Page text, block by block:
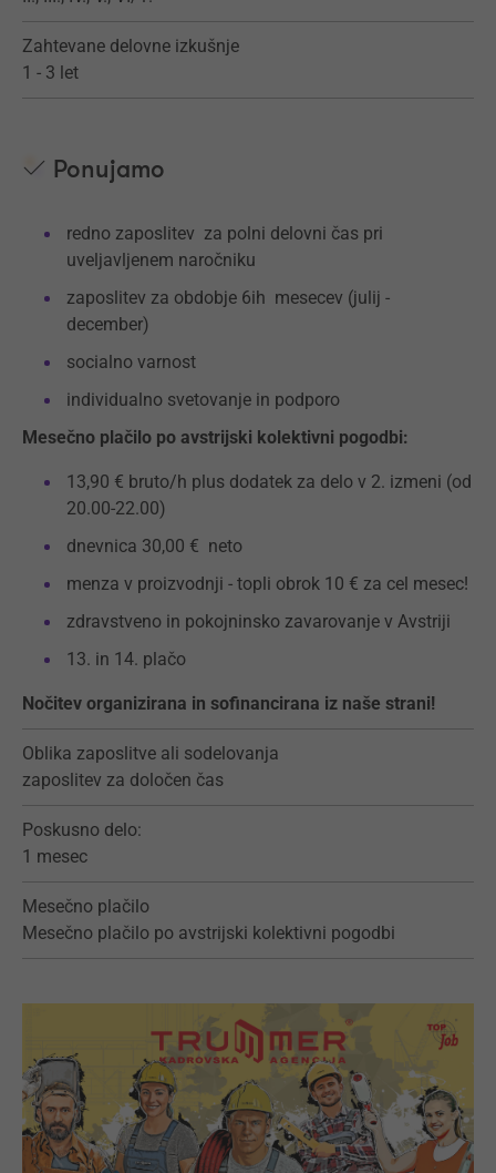
Zahtevane delovne izkušnje
1 - 3 let
Ponujamo
redno zaposlitev za polni delovni čas pri
uveljavljenem naročniku
zaposlitev za obdobje 6ih mesecev (julij -
december)
socialno varnost
individualno svetovanje in podporo
Mesečno plačilo po avstrijski kolektivni pogodbi:
13,90 € bruto/h plus dodatek za delo v 2. izmeni (od
20.00-22.00)
dnevnica 30,00 € neto
menza v proizvodnji - topli obrok 10 € za cel mesec!
zdravstveno in pokojninsko zavarovanje v Avstriji
13. in 14. plačo
Nočitev organizirana in sofinancirana iz naše strani!
Oblika zaposlitve ali sodelovanja
zaposlitev za določen čas
Poskusno delo:
1 mesec
Mesečno plačilo
Mesečno plačilo po avstrijski kolektivni pogodbi